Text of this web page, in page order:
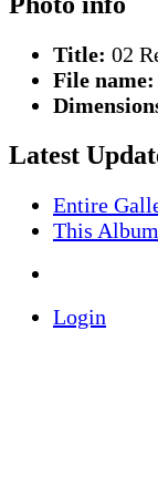
Title: 02
File name:
Latest
Entire
This Album
Login